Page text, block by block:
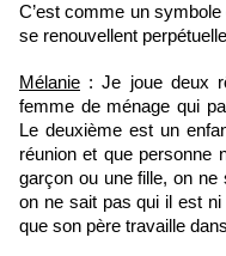
C’est comme un
se renouvellent
Mélanie : Je joue deux
femme de ménage qui
Le deuxième est un
réunion et que personne
garçon ou une fille, on ne
on ne sait pas qui il est ni
que son père travaille